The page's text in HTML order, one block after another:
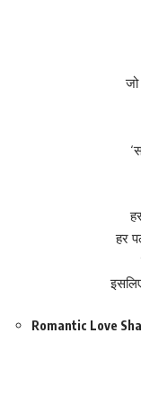
हर
Romantic Love